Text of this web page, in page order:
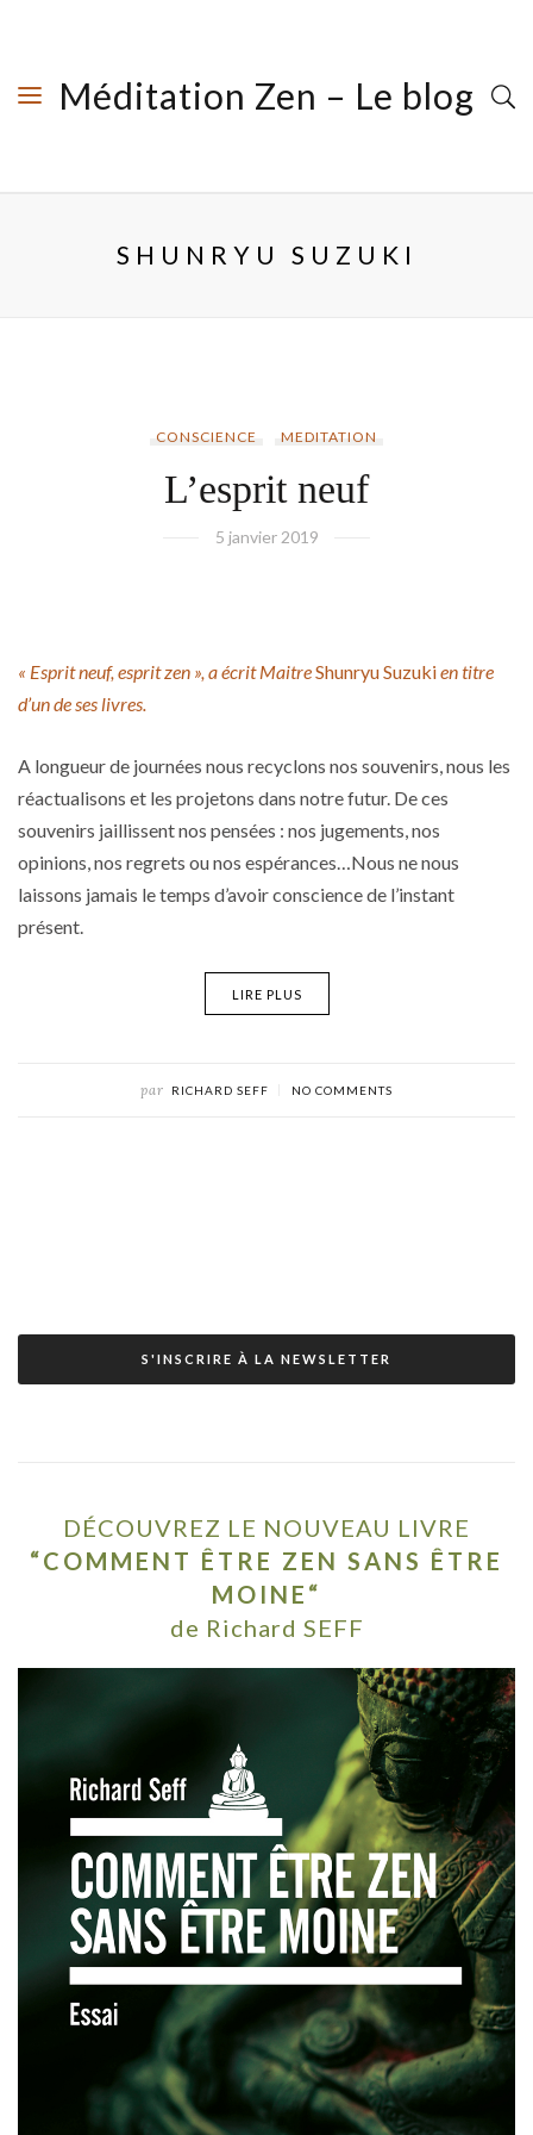
Méditation Zen – Le blog
SHUNRYU SUZUKI
CONSCIENCE MEDITATION
L’esprit neuf
5 janvier 2019
« Esprit neuf, esprit zen », a écrit MaitreShunryu Suzukien titre
d’un de ses livres.
A longueur de journées nous recyclons nos souvenirs, nous les
réactualisons et les projetons dans notre futur. De ces
souvenirs jaillissent nos pensées : nos jugements, nos
opinions, nos regrets ou nos espérances…Nous ne nous
laissons jamais le temps d’avoir conscience de l’instant
présent.
LIRE PLUS
par RICHARD SEFF NO COMMENTS
S'INSCRIRE À LA NEWSLETTER
DÉCOUVREZ LE NOUVEAU LIVRE
“COMMENT ÊTRE ZEN SANS ÊTRE
MOINE“
de Richard SEFF